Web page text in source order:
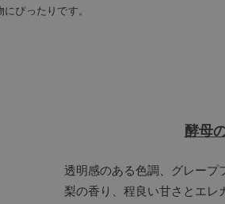
ぴったりです。
酵母
透明感のある色調、グレープ
梨の香り、程良い甘さとエレ